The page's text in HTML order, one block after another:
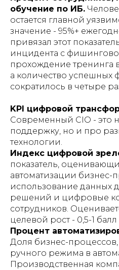
обучение по ИБ.
остается главной
значение - 95%+
привязал этот
инцидента с
прохождение тренинга
а количество успешных
сократилось в четыре
KPI цифровой
Современный CIO - это
поддержку, но и про
технологии.
Индекс цифровой
показатель,
автоматизации бизнес-
использование данных
решений и цифровые
сотрудников.
целевой рост - 0,5-1 балл
Процент
Доля бизнес-
ручного режима в
Производственная